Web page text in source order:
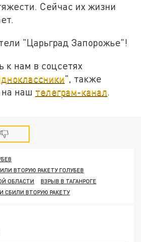
Сейчас их жизни
"Царьград Запорожье"!
к нам в соцсетях
", также
наш телеграм-канал.
ВТОРУЮ РАКЕТУ ГОЛУБЕВ
ОБЛАСТИ
ВЗРЫВ В ТАГАНРОГЕ
СБИЛИ ВТОРУЮ РАКЕТУ